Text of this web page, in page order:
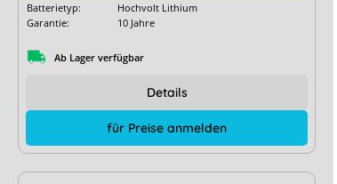
Batterietyp:
Hochvolt Lithium
Garantie:
10 Jahre
Ab Lager verfügbar
für Preise anmelden
Details